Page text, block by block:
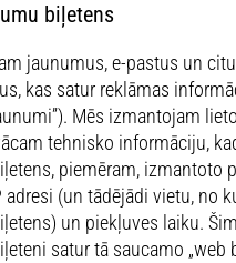
biļetens
jaunumus, e-pastus un
kas satur reklāmas
Mēs izmantojam
tehnisko informāciju,
piemēram, izmantoto
adresi (un tādējādi vietu, no
un piekļuves laiku.
satur tā saucamo „web